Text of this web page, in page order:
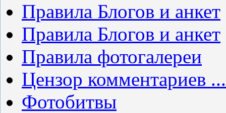
Правила Блогов и анкет
Правила Блогов и анкет
Правила фотогалереи
Цензор комментариев ...
Фотобитвы